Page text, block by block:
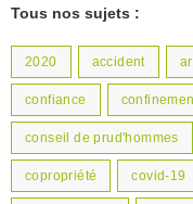
Tous nos sujets :
2020 accident
confiance
conseil de prud'hommes
copropriété covid-19